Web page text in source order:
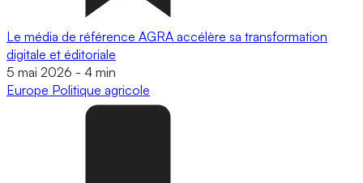
Le média de référence AGRA accélère sa transformation
digitale et éditoriale
5 mai 2026 - 4 min
Europe Politique agricole